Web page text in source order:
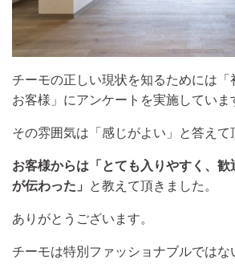
チーモの正しい現状を知るためには「
お客様」にアンケートを実施していま
その雰囲気は「感じがよい」と答えて
お客様からは「とても入りやすく、歓
が伝わった」
と教えて頂きました。
ありがとうございます。
チーモは特別ファッショナブルではな